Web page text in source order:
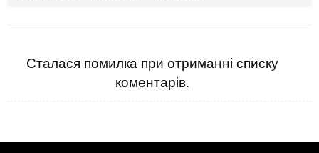
Сталася помилка при отриманні списку
коментарів.